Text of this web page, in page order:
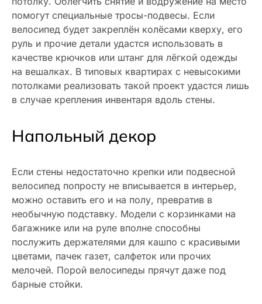
помогут специальные тросы-подвесы. Если
велосипед будет закреплён колёсами кверху, его
руль и прочие детали удастся использовать в
качестве крючков или штанг для лёгкой одежды
на вешалках. В типовых квартирах с невысокими
потолками реализовать такой проект удастся лишь
в случае крепления инвентаря вдоль стены.
Напольный декор
Если стены недостаточно крепки или подвесной
велосипед попросту не вписывается в интерьер,
можно оставить его и на полу, превратив в
необычную подставку. Модели с корзинками на
багажнике или на руле вполне способны
послужить держателями для кашпо с красивыми
цветами, пачек газет, салфеток или прочих
мелочей. Порой велосипеды прячут даже под
барные стойки.